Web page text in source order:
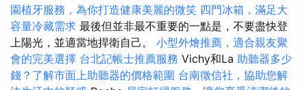
園植牙服務，為你打造健康美麗的微笑 四門冰箱，滿足大
容量冷藏需求 最後但並非最不重要的一點是，不要盡快登
上陽光，並適當地捍衛自己。 小型外燴推薦，適合親友聚
會的完美選擇 台北記帳士推薦服務 Vichy和La 助聽器多少
錢？了解市面上助聽器的價格範圍 台南徵信社，協助您解